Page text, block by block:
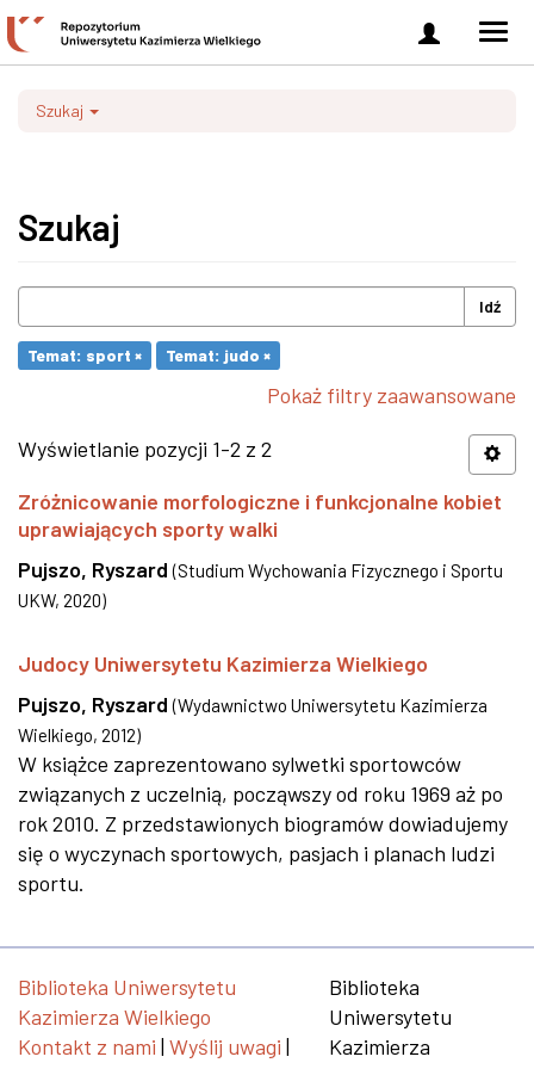
Zaloguj
się
Szukaj
Szukaj
Idź
Temat: sport × Temat: judo ×
Pokaż filtry zaawansowane
Wyświetlanie pozycji 1-2 z 2
Zróżnicowanie morfologiczne i funkcjonalne kobiet
uprawiających sporty walki
Pujszo, Ryszard (Studium Wychowania Fizycznego i Sportu
UKW, 2020)
Judocy Uniwersytetu Kazimierza Wielkiego
Pujszo, Ryszard (Wydawnictwo Uniwersytetu Kazimierza
Wielkiego, 2012)
W książce zaprezentowano sylwetki sportowców
związanych z uczelnią, począwszy od roku 1969 aż po
rok 2010. Z przedstawionych biogramów dowiadujemy
się o wyczynach sportowych, pasjach i planach ludzi
sportu.
Biblioteka Uniwersytetu
Kazimierza Wielkiego
Kontakt z nami | Wyślij uwagi |
Biblioteka
Uniwersytetu
Kazimierza